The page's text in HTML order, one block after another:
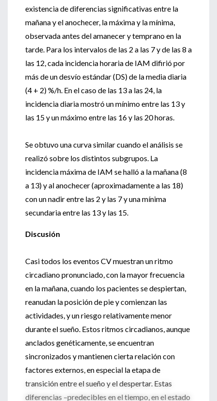
existencia de diferencias significativas entre la
mañana y el anochecer, la máxima y la mínima,
observada antes del amanecer y temprano en la
tarde. Para los intervalos de las 2 a las 7 y de las 8 a
las 12, cada incidencia horaria de IAM difirió por
más de un desvío estándar (DS) de la media diaria
(4 + 2) %/h. En el caso de las 13 a las 24, la
incidencia diaria mostró un mínimo entre las 13 y
las 15 y un máximo entre las 16 y las 20 horas.
Se obtuvo una curva similar cuando el análisis se
realizó sobre los distintos subgrupos. La
incidencia máxima de IAM se halló a la mañana (8
a 13) y al anochecer (aproximadamente a las 18)
con un nadir entre las 2 y las 7 y una mínima
secundaria entre las 13 y las 15.
Discusión
Casi todos los eventos CV muestran un ritmo
circadiano pronunciado, con la mayor frecuencia
en la mañana, cuando los pacientes se despiertan,
reanudan la posición de pie y comienzan las
actividades, y un riesgo relativamente menor
durante el sueño. Estos ritmos circadianos, aunque
anclados genéticamente, se encuentran
sincronizados y mantienen cierta relación con
factores externos, en especial la etapa de
transición entre el sueño y el despertar. Estas
diferencias –predecibles en el tiempo, en el estado